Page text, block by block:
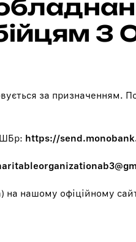
3
за призначенням.
https://
на нашому офіційному